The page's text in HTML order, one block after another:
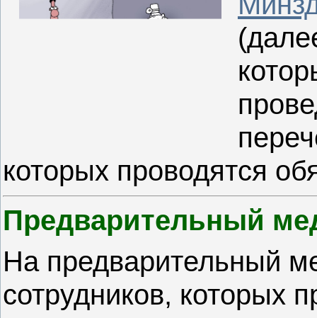
которых проводятся
Предварительный
На предварительный
сотрудников, которых